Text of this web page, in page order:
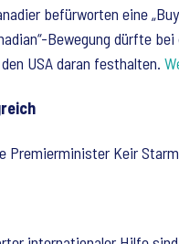
befürworten eine
Bewegung dürfte
USA daran festhalten.
Premierminister Keir